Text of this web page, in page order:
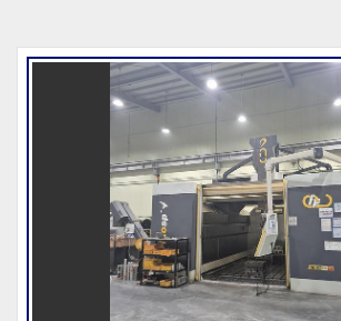
Sortieren nach